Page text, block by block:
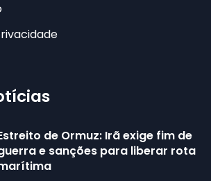
de Ormuz: Irã exige fim de
e sanções para liberar rota